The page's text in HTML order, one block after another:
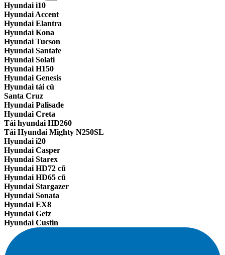
Hyundai i10
Hyundai Accent
Hyundai Elantra
Hyundai Kona
Hyundai Tucson
Hyundai Santafe
Hyundai Solati
Hyundai H150
Hyundai Genesis
Hyundai tải cũ
Santa Cruz
Hyundai Palisade
Hyundai Creta
Tải hyundai HD260
Tải Hyundai Mighty N250SL
Hyundai i20
Hyundai Casper
Hyundai Starex
Hyundai HD72 cũ
Hyundai HD65 cũ
Hyundai Stargazer
Hyundai Sonata
Hyundai EX8
Hyundai Getz
Hyundai Custin